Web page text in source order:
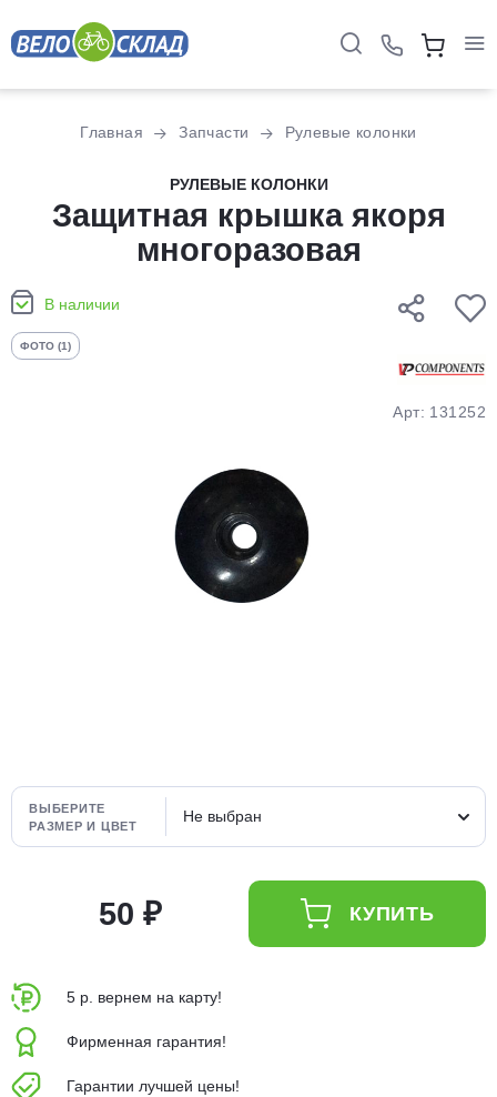
Главная Запчасти Рулевые колонки
РУЛЕВЫЕ КОЛОНКИ
Защитная крышка якоря
многоразовая
В наличии
ФОТО (1)
Арт: 131252
ВЫБЕРИТЕ
РАЗМЕР И ЦВЕТ
Не выбран
50 ₽ КУПИТЬ
5 р. вернем на карту!
Фирменная гарантия!
Гарантии лучшей цены!
Разбейте
оплатуна части
без переплат
График платежей
Добавляйте товары
Оставшиеся
% будут
каждые 2 недели
Подробнее